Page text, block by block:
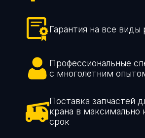
Гарантия на все виды
Профессиональные
с многолетним
Поставка запчастей
крана в максимально
срок